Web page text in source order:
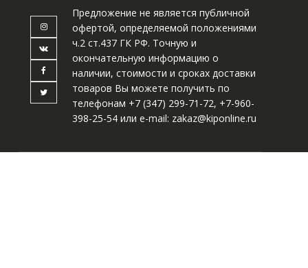
Предложение не является публичной
офертой, определяемой положениями
ч.2 ст.437 ГК РФ. Точную и
окончательную информацию о
наличии, стоимости и сроках доставки
товаров Вы можете получить по
телефонам +7 (347) 299-71-72, +7-960-
398-25-54 или e-mail: zakaz@kiponline.ru